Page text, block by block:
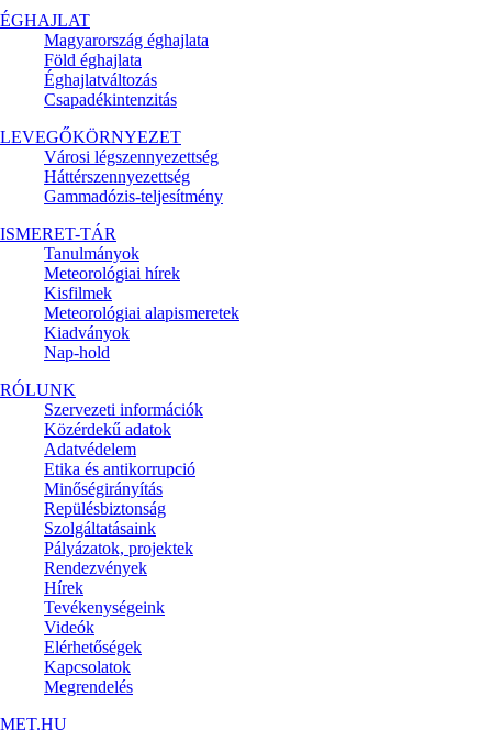
ÉGHAJLAT
Magyarország éghajlata
Föld éghajlata
Éghajlatváltozás
Csapadékintenzitás
LEVEGŐKÖRNYEZET
Városi légszennyezettség
Háttérszennyezettség
Gammadózis-teljesítmény
ISMERET-TÁR
Tanulmányok
Meteorológiai hírek
Kisfilmek
Meteorológiai alapismeretek
Kiadványok
Nap-hold
RÓLUNK
Szervezeti információk
Közérdekű adatok
Adatvédelem
Etika és antikorrupció
Minőségirányítás
Repülésbiztonság
Szolgáltatásaink
Pályázatok, projektek
Rendezvények
Hírek
Tevékenységeink
Videók
Elérhetőségek
Kapcsolatok
Megrendelés
MET.HU